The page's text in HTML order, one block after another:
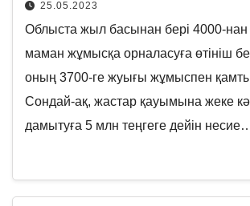
25.05.2023
Облыста жыл басынан бері 4000-
маман жұмысқа орналасуға өтініш
оның 3700-ге жуығы жұмыспен
Сондай-ақ, жастар қауымына жеке
дамытуға 5 млн теңгеге дейін